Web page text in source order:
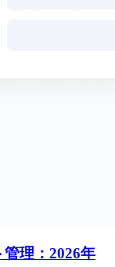
管理：2026年